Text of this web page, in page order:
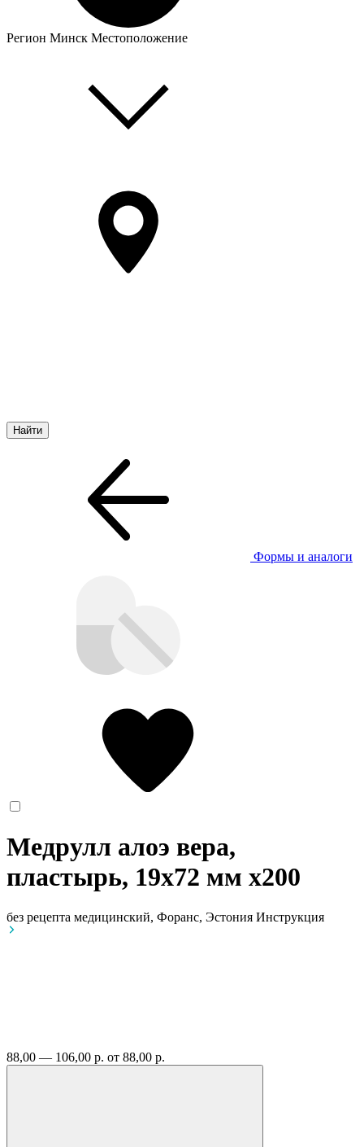
Регион Минск Местоположение
Формы и аналоги
Медрулл алоэ вера,
пластырь, 19x72 мм x200
без рецепта медицинский, Форанс, Эстония Инструкция
88,00 — 106,00 р. от 88,00 р.